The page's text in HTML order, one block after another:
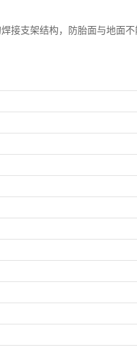
接支架结构，防胎面与地面